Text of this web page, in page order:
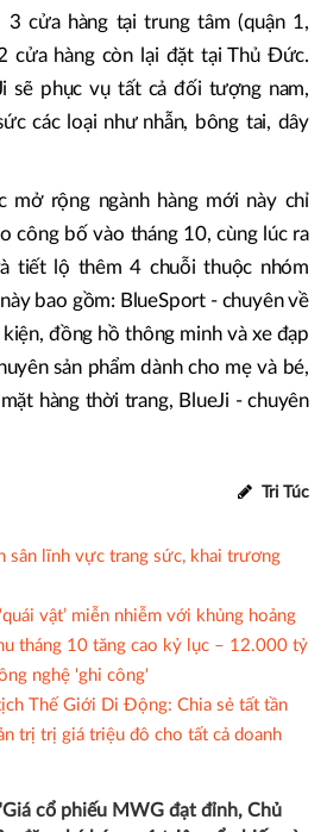
cửa hàng tại trung tâm (quận 1,
cửa hàng còn lại đặt tại Thủ Đức.
sẽ phục vụ tất cả đối tượng nam,
các loại như nhẫn, bông tai, dây
rộng ngành hàng mới này chỉ
công bố vào tháng 10, cùng lúc ra
tiết lộ thêm 4 chuỗi thuộc nhóm
bao gồm: BlueSport - chuyên về
đồng hồ thông minh và xe đạp
sản phẩm dành cho mẹ và bé,
hàng thời trang, BlueJi - chuyên
Tri Túc
sân lĩnh vực trang sức, khai trương
vật’ miễn nhiễm với khủng hoảng
tháng 10 tăng cao kỷ lục – 12.000 tỷ
nghệ 'ghi công'
tịch Thế Giới Di Động: Chia sẻ tất tần
trị trị giá triệu đô cho tất cả doanh
cổ phiếu MWG đạt đỉnh, Chủ